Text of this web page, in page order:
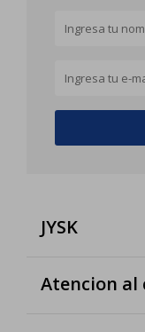
JYSK
Atencion al